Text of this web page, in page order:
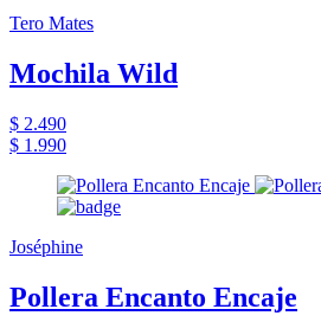
Tero Mates
Mochila Wild
$ 2.490
$ 1.990
Joséphine
Pollera Encanto Encaje